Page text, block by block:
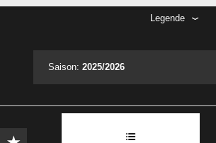
Legende
Saison: 2025/2026